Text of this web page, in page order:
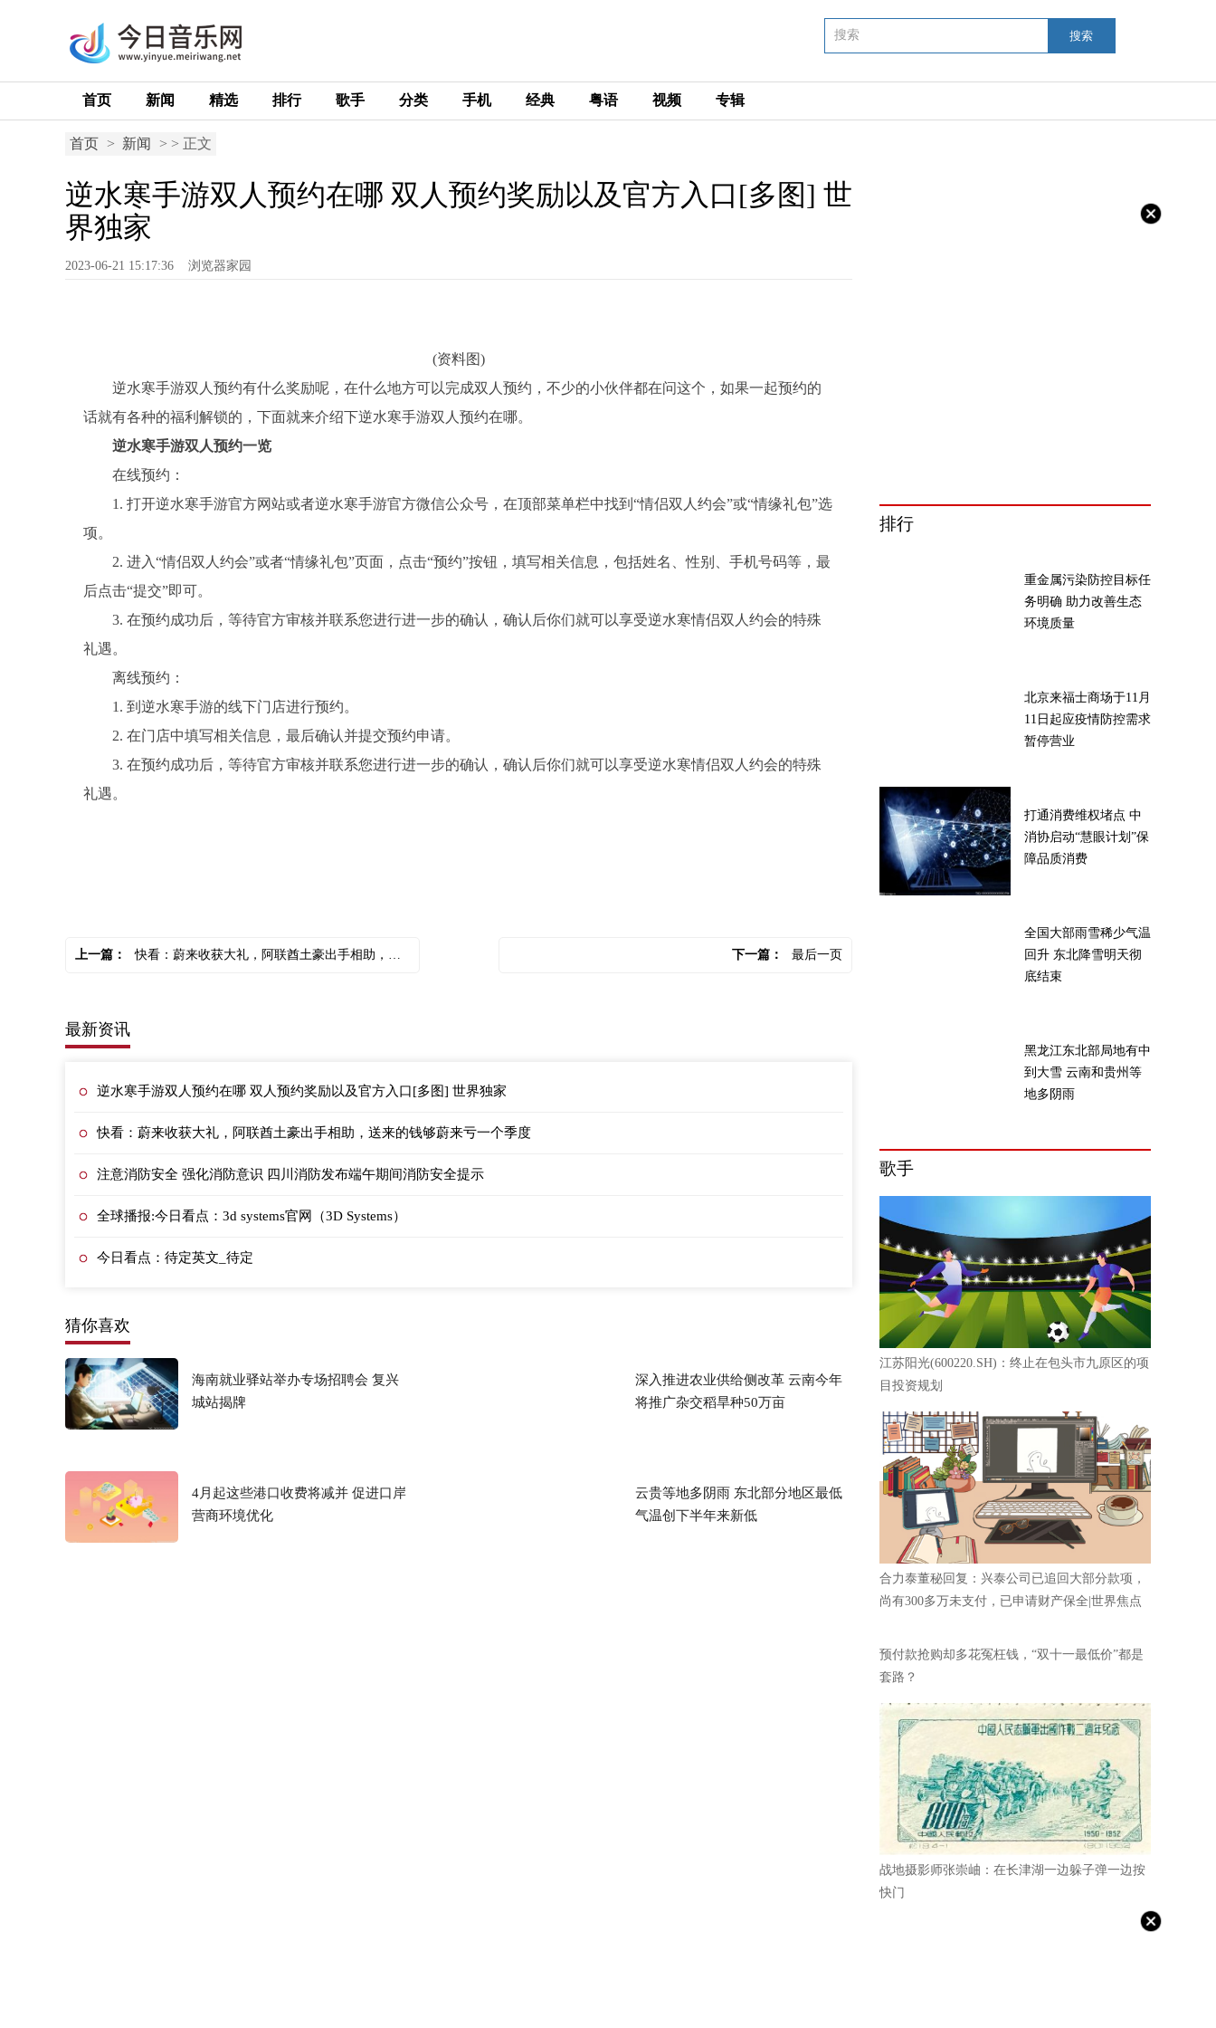
搜索
首页 新闻 精选 排行 歌手 分类 手机 经典 粤语 视频 专辑
首页 > 新闻 > > 正文
逆水寒手游双人预约在哪 双人预约奖励以及官方入口[多图] 世
界独家
2023-06-21 15:17:36 浏览器家园
(资料图)
逆水寒手游双人预约有什么奖励呢，在什么地方可以完成双人预约，不少的小伙伴都在问这个，如果一起预约的
话就有各种的福利解锁的，下面就来介绍下逆水寒手游双人预约在哪。
逆水寒手游双人预约一览
在线预约：
1. 打开逆水寒手游官方网站或者逆水寒手游官方微信公众号，在顶部菜单栏中找到“情侣双人约会”或“情缘礼包”选
项。
2. 进入“情侣双人约会”或者“情缘礼包”页面，点击“预约”按钮，填写相关信息，包括姓名、性别、手机号码等，最
后点击“提交”即可。
3. 在预约成功后，等待官方审核并联系您进行进一步的确认，确认后你们就可以享受逆水寒情侣双人约会的特殊
礼遇。
离线预约：
1. 到逆水寒手游的线下门店进行预约。
2. 在门店中填写相关信息，最后确认并提交预约申请。
3. 在预约成功后，等待官方审核并联系您进行进一步的确认，确认后你们就可以享受逆水寒情侣双人约会的特殊
礼遇。
上一篇： 快看：蔚来收获大礼，阿联酋土豪出手相助，送来的钱够蔚来亏一个季度 下一篇： 最后一页
最新资讯
逆水寒手游双人预约在哪 双人预约奖励以及官方入口[多图] 世界独家
快看：蔚来收获大礼，阿联酋土豪出手相助，送来的钱够蔚来亏一个季度
注意消防安全 强化消防意识 四川消防发布端午期间消防安全提示
全球播报:今日看点：3d systems官网（3D Systems）
今日看点：待定英文_待定
猜你喜欢
海南就业驿站举办专场招聘会 复兴
城站揭牌
深入推进农业供给侧改革 云南今年
将推广杂交稻旱种50万亩
4月起这些港口收费将减并 促进口岸
营商环境优化
云贵等地多阴雨 东北部分地区最低
气温创下半年来新低
排行
重金属污染防控目标任
务明确 助力改善生态
环境质量
北京来福士商场于11月
11日起应疫情防控需求
暂停营业
打通消费维权堵点 中
消协启动“慧眼计划”保
障品质消费
全国大部雨雪稀少气温
回升 东北降雪明天彻
底结束
黑龙江东北部局地有中
到大雪 云南和贵州等
地多阴雨
歌手
江苏阳光(600220.SH)：终止在包头市九原区的项
目投资规划
合力泰董秘回复：兴泰公司已追回大部分款项，
尚有300多万未支付，已申请财产保全|世界焦点
预付款抢购却多花冤枉钱，“双十一最低价”都是
套路？
战地摄影师张崇岫：在长津湖一边躲子弹一边按
快门